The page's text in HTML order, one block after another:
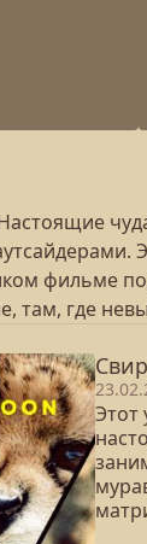
фильме
там, где
Этот